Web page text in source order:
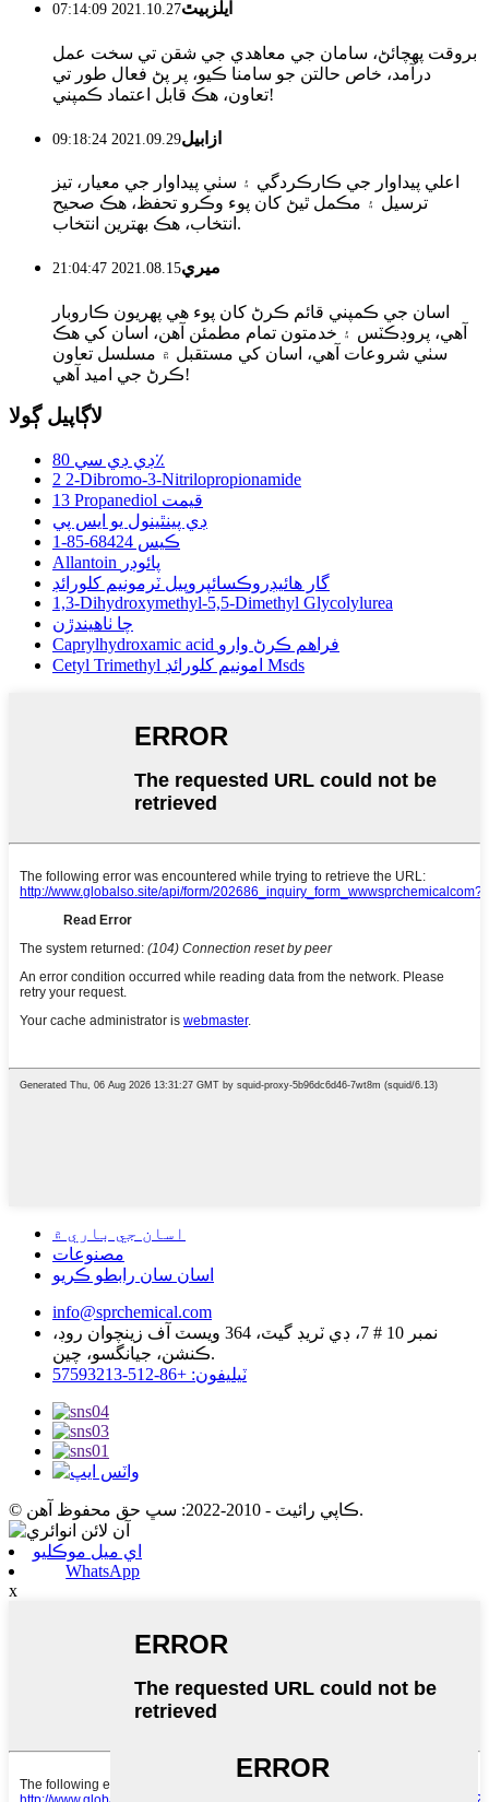
ايلزبيٿ2021.10.27 07:14:09
بروقت پهچائڻ، سامان جي معاهدي جي شقن تي سخت عمل
درآمد، خاص حالتن جو سامنا ڪيو، پر پڻ فعال طور تي
تعاون، هڪ قابل اعتماد ڪمپني!
ازابيل2021.09.29 09:18:24
اعلي پيداوار جي ڪارڪردگي ۽ سٺي پيداوار جي معيار، تيز
ترسيل ۽ مڪمل ٿيڻ کان پوء وڪرو تحفظ، هڪ صحيح
انتخاب، هڪ بهترين انتخاب.
ميري2021.08.15 21:04:47
اسان جي ڪمپني قائم ڪرڻ کان پوء هي پهريون ڪاروبار
آهي، پروڊڪٽس ۽ خدمتون تمام مطمئن آهن، اسان کي هڪ
سٺي شروعات آهي، اسان کي مستقبل ۾ مسلسل تعاون
ڪرڻ جي اميد آهي!
لاڳاپيل ڳولا
ڊي ڊي سي 80٪
2 2-Dibromo-3-Nitrilopropionamide
13 Propanediol قيمت
ڊي پينٿينول يو ايس پي
ڪيس 68424-85-1
Allantoin پائوڊر
گار هائيڊروڪسائپروپيل ٽرمونيم کلورائڊ
1,3-Dihydroxymethyl-5,5-Dimethyl Glycolylurea
چا ٺاهيندڙن
Caprylhydroxamic acid فراهم ڪرڻ وارو
Cetyl Trimethyl امونيم کلورائڊ Msds
اسان جي باري ۾
مصنوعات
اسان سان رابطو ڪريو
info@sprchemical.com
نمبر 10 # 7، ڊي ٽريڊ گيٽ، 364 ويسٽ آف زينچوان روڊ،
ڪنشن، جيانگسو، چين.
ٽيليفون: +86-512-57593213
© ڪاپي رائيٽ - 2010-2022: سڀ حق محفوظ آهن.
اي ميل موڪليو
WhatsApp
x